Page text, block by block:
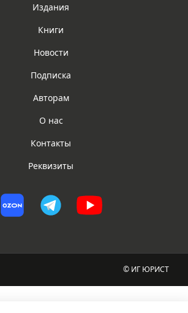
Издания
Книги
Новости
Подписка
Авторам
О нас
Контакты
Реквизиты
© ИГ ЮРИСТ